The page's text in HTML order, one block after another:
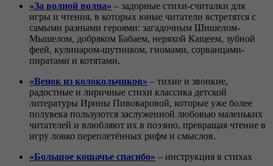
«За волной волна» – задорные стихи-считалки для
игры и чтения, в которых юные читатели встретятся с
самыми разными героями: загадочным Шишелом-
Мышелом, добряком Бабаем, неряхой Кащеем, зубной
феей, кулинаром-шутником, гномами, сорванцами-
пиратами и котятами.
«Венок из колокольчиков» – тихие и звонкие,
радостные и лиричные стихи классика детской
литературы Ирины Пивоваровой, которые уже более
полувека пользуются заслуженной любовью маленьких
читателей и влюбляют их в поэзию, превращая чтение в
игру ловко переплетённых рифм и смыслов.
«Большое кошачье спасибо» – инструкция в стихах